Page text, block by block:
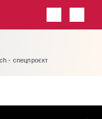
- спецпроєкт